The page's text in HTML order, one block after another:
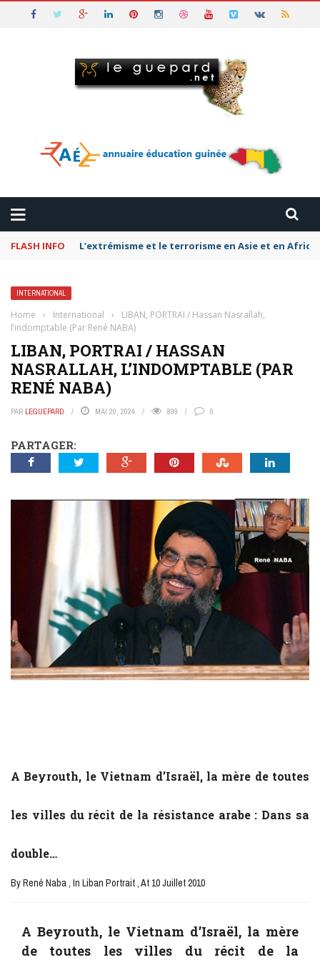
FLASH INFO Pétromonarchies-Gaza : La rivalité entre Qatar,
INTERNATIONAL
Home › International ›
LIBAN, PORTRAI / Hassan Nasrallah,
l’indomptable (Par René NABA)
LIBAN, PORTRAI / HASSAN
NASRALLAH, L’INDOMPTABLE (PAR
RENÉ NABA)
PAR LEGUEPARD MAI 20, 2024 899 0
PARTAGER:
A Beyrouth, le Vietnam d’Israël, la mère de toutes
les villes du récit de la résistance arabe : Dans sa
double…
By René Naba, In Liban Portrait, At 10 Juillet 2010
A Beyrouth, le Vietnam d’Israël, la mère
de toutes les villes du récit de la